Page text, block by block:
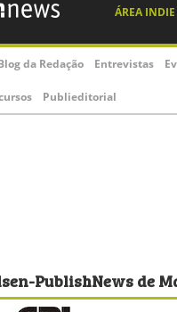
ÁREA INDIE
da Redação Entrevistas
Publieditorial
PublishNews de